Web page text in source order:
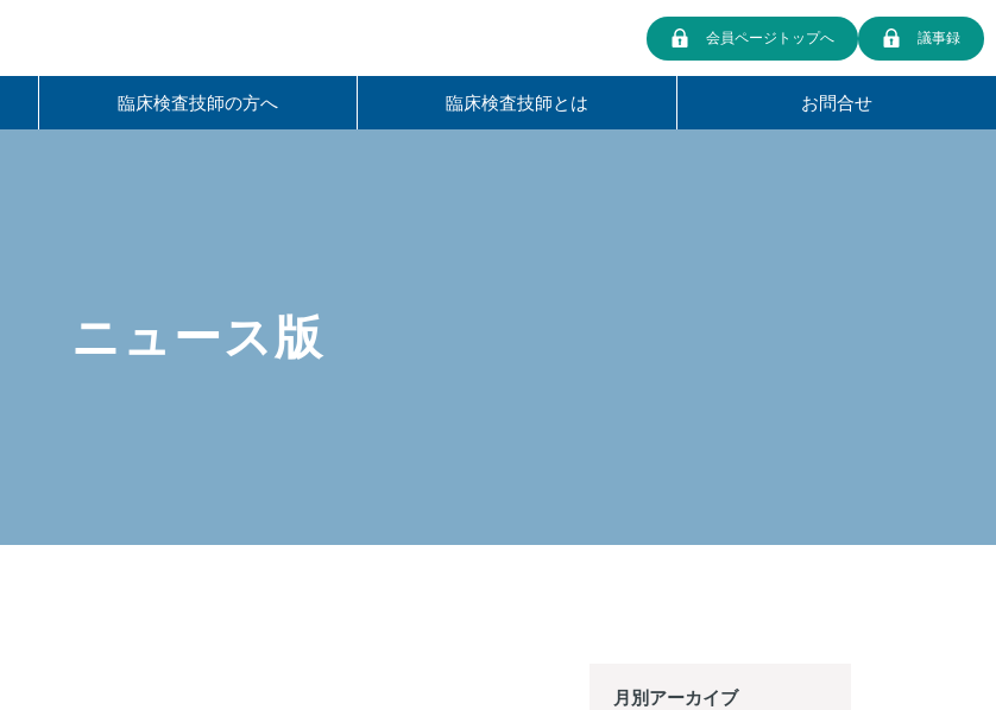
会員ページトップへ 議事録
臨床検査技師の⽅へ 臨床検査技師とは お問合せ
ニュース版
月別アーカイブ